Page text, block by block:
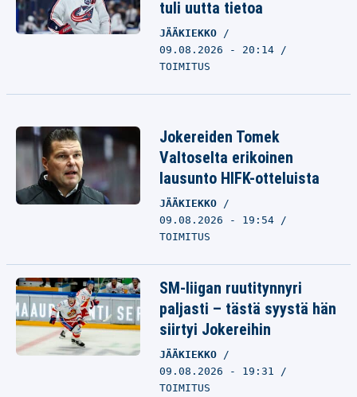
tuli uutta tietoa
JÄÄKIEKKO
09.08.2026 - 20:14
TOIMITUS
Jokereiden Tomek
Valtoselta erikoinen
lausunto HIFK-otteluista
JÄÄKIEKKO
09.08.2026 - 19:54
TOIMITUS
SM-liigan ruutitynnyri
paljasti – tästä syystä hän
siirtyi Jokereihin
JÄÄKIEKKO
09.08.2026 - 19:31
TOIMITUS